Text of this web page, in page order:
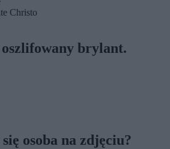
Christo
brylant.
osoba na zdjęciu?